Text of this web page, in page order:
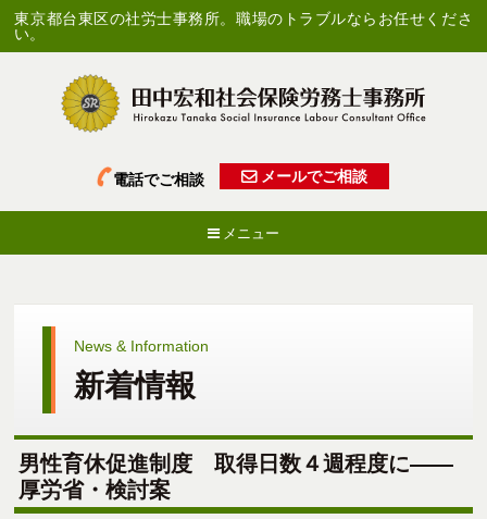
東京都台東区の社労士事務所。職場のトラブルならお任せくださ
い。
電話でご相談 メールでご相談
メニュー
News & Information
新着情報
男性育休促進制度 取得日数４週程度に――
厚労省・検討案